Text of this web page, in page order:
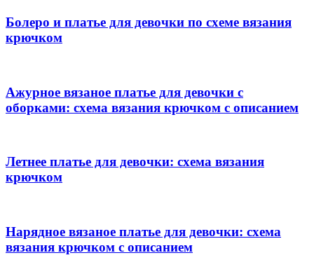
Болеро и платье для девочки по схеме вязания
крючком
Ажурное вязаное платье для девочки с
оборками: схема вязания крючком с описанием
Летнее платье для девочки: схема вязания
крючком
Нарядное вязаное платье для девочки: схема
вязания крючком с описанием